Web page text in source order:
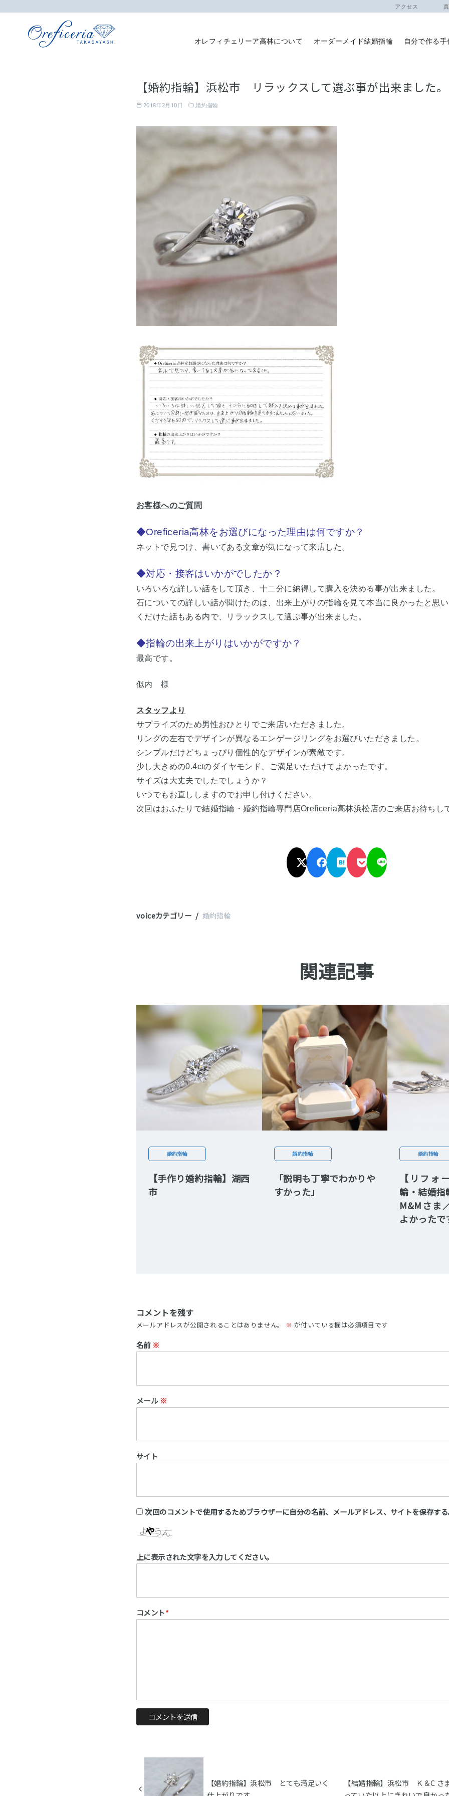
アクセス 真
オレフィチェリーア高林について オーダーメイド結婚指輪 自分で作る
【婚約指輪】浜松市 リラックスして選ぶ事が出来ました。
2018年2月10日 婚約指輪
お客様へのご質問
◆Oreficeria高林をお選びになった理由は何ですか？
ネットで見つけ、書いてある文章が気になって来店した。
◆対応・接客はいかがでしたか？
いろいろな詳しい話をして頂き、十二分に納得して購入を決める事が出来ました。
石についての詳しい話が聞けたのは、出来上がりの指輪を見て本当に良かったと思
くだけた話もある内で、リラックスして選ぶ事が出来ました。
◆指輪の出来上がりはいかがですか？
最高です。
似内 様
スタッフより
サプライズのため男性おひとりでご来店いただきました。
リングの左右でデザインが異なるエンゲージリングをお選びいただきました。
シンプルだけどちょっぴり個性的なデザインが素敵です。
少し大きめの0.4ctのダイヤモンド、ご満足いただけてよかったです。
サイズは大丈夫でしたでしょうか？
いつでもお直ししますのでお申し付けください。
次回はおふたりで結婚指輪・婚約指輪専門店Oreficeria高林浜松店のご来店お待ちし
voiceカテゴリー 婚約指輪
関連記事
婚約指輪
【手作り婚約指輪】湖西
市
婚約指輪
「説明も丁寧でわかりや
すかった」
婚約指輪
【リフォ
輪・結婚
M&Mさま
よかったで
コメントを残す
メールアドレスが公開されることはありません。 ※ が付いている欄は必須項目です
名前 ※
メール ※
サイト
次回のコメントで使用するためブラウザーに自分の名前、メールアドレス、サイトを保存す
上に表示された文字を入力してください。
コメント*
【婚約指輪】浜松市 とても満足いく
【結婚指輪】浜松市 Ｋ＆C